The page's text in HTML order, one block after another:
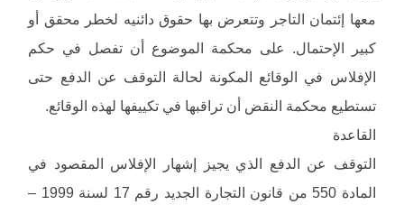
معها إئتمان التاجر وتتعرض بها حقوق دائنيه لخطر محقق أو
كبير الإحتمال. على محكمة الموضوع أن تفصل في حكم
الإفلاس في الوقائع المكونة لحالة التوقف عن الدفع حتى
تستطيع محكمة النقض أن تراقبها في تكييفها لهذه الوقائع.
القاعدة
التوقف عن الدفع الذي يجيز إشهار الإفلاس المقصود في
المادة 550 من قانون التجارة الجديد رقم 17 لسنة 1999 –